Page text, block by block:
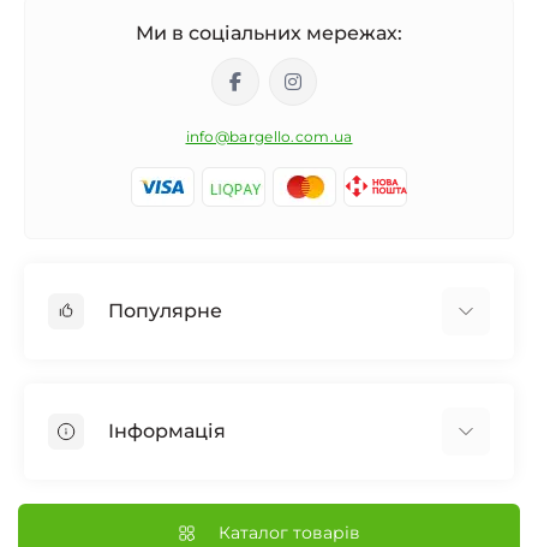
Ми в соціальних мережах:
info@bargello.com.ua
Популярне
Унісекс Парфумерія
Автомобільний ароматизатор
Інформація
Наші Магазини
Каталог товарів